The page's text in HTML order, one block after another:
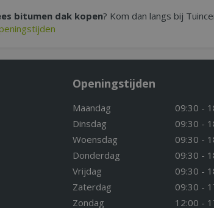
bitumen dak kopen? Kom dan langs bij
Openingstijden
Maandag
09:30 -
Dinsdag
09:30 -
Woensdag
09:30 -
Donderdag
09:30 -
Vrijdag
09:30 -
Zaterdag
09:30 -
Zondag
12:00 -